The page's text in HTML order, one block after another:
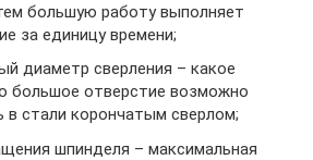
большую работу выполняет
за единицу времени;
диаметр сверления – какое
большое отверстие возможно
в стали корончатым сверлом;
шпинделя – максимальная